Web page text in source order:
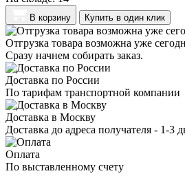
В корзину Купить в один клик
Отгрузка товара возможна уже
Сразу начнем собирать заказ.
Доставка по России
По тарифам транспортной компании
Доставка в Москву
Доставка до адреса получателя - 1-3
Оплата
По выставленному счету